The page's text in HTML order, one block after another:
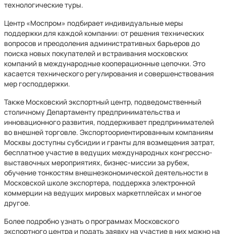
технологические туры.
Центр «Моспром» подбирает индивидуальные меры
поддержки для каждой компании: от решения технических
вопросов и преодоления административных барьеров до
поиска новых покупателей и встраивания московских
компаний в международные кооперационные цепочки. Это
касается технического регулирования и совершенствования
мер господдержки.
Также Московский экспортный центр, подведомственный
столичному Департаменту предпринимательства и
инновационного развития, поддерживает предпринимателей
во внешней торговле. Экспортоориентированным компаниям
Москвы доступны субсидии и гранты для возмещения затрат,
бесплатное участие в ведущих международных конгрессно-
выставочных мероприятиях, бизнес-миссии за рубеж,
обучение тонкостям внешнеэкономической деятельности в
Московской школе экспортера, поддержка электронной
коммерции на ведущих мировых маркетплейсах и многое
другое.
Более подробно узнать о программах Московского
экспортного центра и подать заявку на участие в них можно на